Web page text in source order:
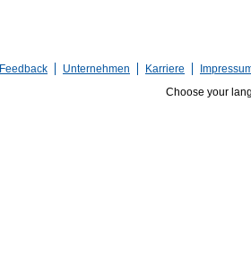
Feedback Unternehmen Karriere
Choose your